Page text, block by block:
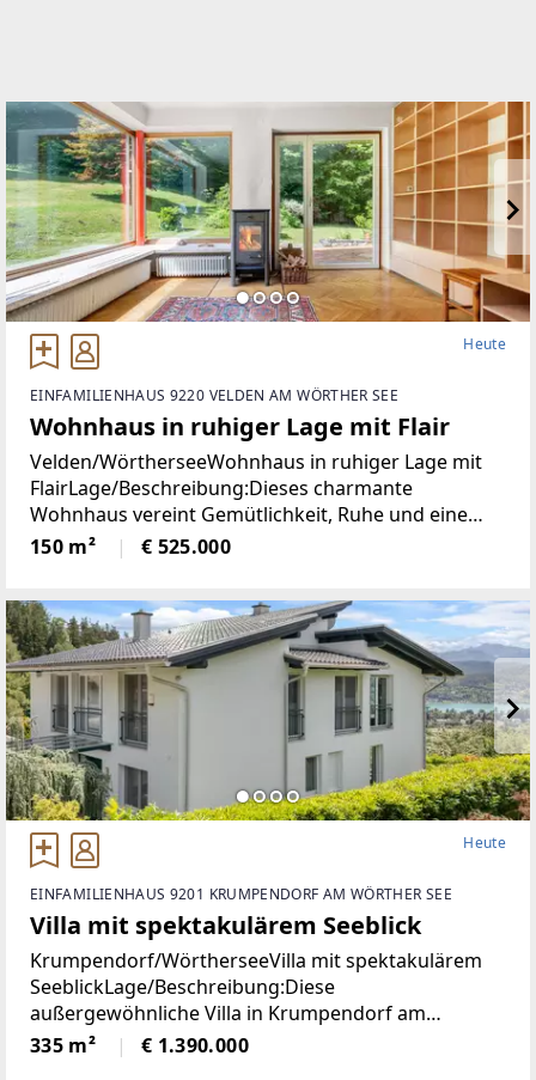
Heute
EINFAMILIENHAUS 9220 VELDEN AM WÖRTHER SEE
Wohnhaus in ruhiger Lage mit Flair
Velden/WörtherseeWohnhaus in ruhiger Lage mit
FlairLage/Beschreibung:Dieses charmante
Wohnhaus vereint Gemütlichkeit, Ruhe und eine
hohe Lebensqualität in unmittelbarer Nähe zum
Zentrum von Velden. Eingebettet in eine
150 m² € 525.000
Heute
EINFAMILIENHAUS 9201 KRUMPENDORF AM WÖRTHER SEE
Villa mit spektakulärem Seeblick
Krumpendorf/WörtherseeVilla mit spektakulärem
SeeblickLage/Beschreibung:Diese
außergewöhnliche Villa in Krumpendorf am
Wörthersee vereint großzügiges Wohnen, exklusive
Ausstattung und eine unvergleichliche Aussicht in
335 m² € 1.390.000